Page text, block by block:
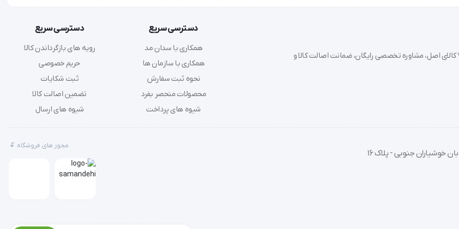
2 تا 3 سانتی‌متر بالاتر از خم آرنج باشد.
و بازوی خود را روی تکیه‌گاه (مانند میز) قرار دهید تا کاف در سطح قلب باشد.
بله، طبق استانداردهای تجهیزات پزشکی، پیشنهاد می‌شود فشارسنج‌های دیجیتال هر 2 سال یک‌بار جهت اطمینان از دقت سنسورها توسط نمایندگی مجاز
خرید تجهیزات پزشکی عمده و جزئی با بهترین قیمت از سدان مد؛ بیش از 7000 کالای اصل، مشاوره تخصصی رایگان، ضمانت اصالت کالا و
دسترسی سریع
همکاری با سدان مد
همکاری با سازمان ها
نحوه ثبت سفارش
محصولات منحصر بفرد
شیوه های پرداخت
دسترسی سریع
رویه های بازگرداندن کالا
حریم خصوصی
ثبت شکایات
تضمین اصالت کالا
شیوه های ارسال
خوشیاران جنوبی - پلاک 16
مجوز های فروشگاه